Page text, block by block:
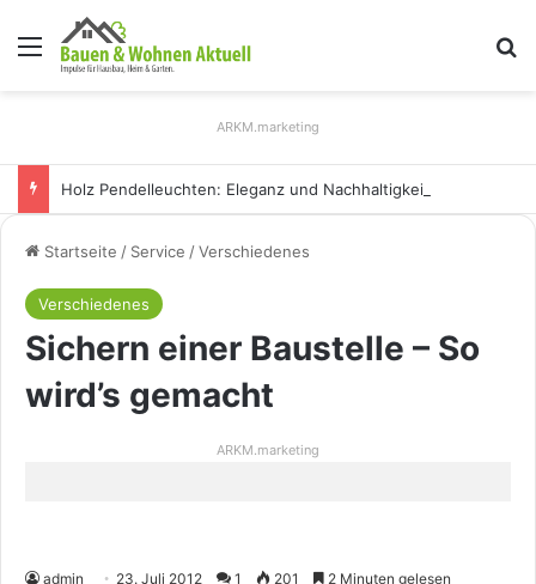
Menü
ARKM.marketing
Startseite / Service /Verschiedenes
Verschiedenes
Sichern einer Baustelle – So
wird’s gemacht
ARKM.marketing
admin 23. Juli 2012 1 201 2 Minuten gelesen